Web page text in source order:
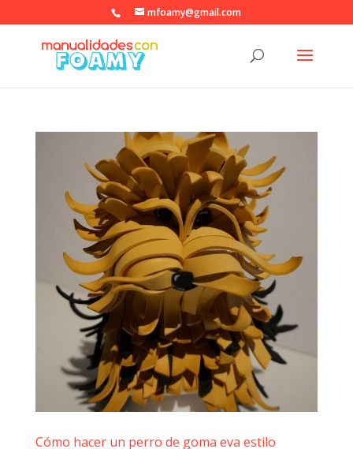
mfoamy@gmail.com
Cómo hacer un perro de goma eva estilo